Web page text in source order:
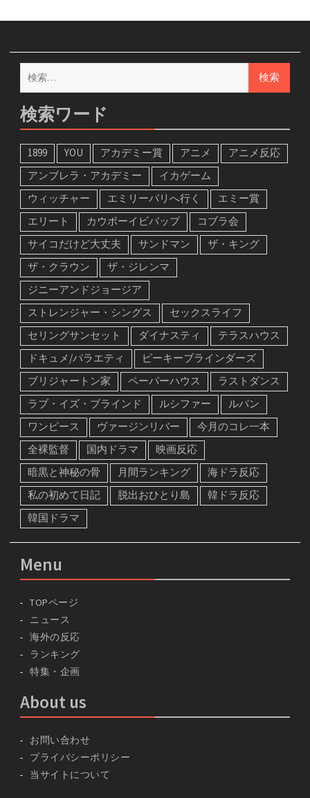
検
索:
検索ワード
1899 YOU アカデミー賞 アニメ
アニメ反応
アンブレラ・アカデミー
イカゲーム
ウィッチャー
エミリーパリへ行く
エミー賞
エリート
カウボーイビバップ
コブラ会
サイコだけど大丈夫
サンドマン
ザ・キング
ザ・クラウン
ザ・ジレンマ
ジニーアンドジョージア
ストレンジャー・シングス
セックスライフ
セリングサンセット
ダイナスティ
テラスハウス
ドキュメ/バラエティ
ピーキーブラインダーズ
ブリジャートン家
ペーパーハウス
ラストダンス
ラブ・イズ・ブラインド
ルシファー
ルパン
ワンピース
ヴァージンリバー
今月のコレ一本
全裸監督
国内ドラマ
映画反応
暗黒と神秘の骨
月間ランキング
海ドラ反応
私の初めて日記
脱出おひとり島
韓ドラ反応
韓国ドラマ
Menu
TOPページ
ニュース
海外の反応
ランキング
特集・企画
About us
お問い合わせ
プライバシーポリシー
当サイトについて